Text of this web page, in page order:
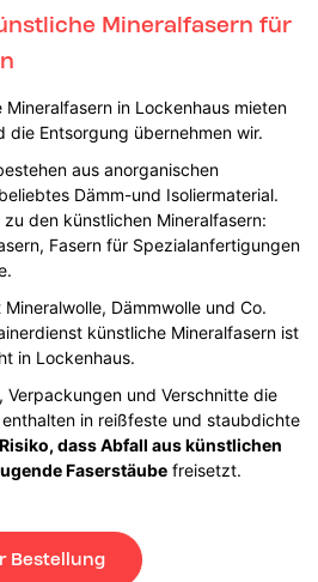
Mineralfasern für
in Lockenhaus mieten
die Entsorgung übernehmen wir.
aus anorganischen
Dämm-und Isoliermaterial.
den künstlichen Mineralfasern:
Fasern für Spezialanfertigungen
Dämmwolle und Co.
künstliche Mineralfasern ist
in Lockenhaus.
Verpackungen und Verschnitte die
in reißfeste und staubdichte
Risiko, dass Abfall aus künstlichen
Faserstäube freisetzt.
Bestellung